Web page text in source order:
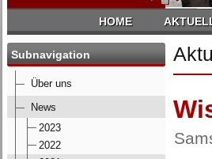
HOME
Subnavigation
Über uns
News
2023
2022